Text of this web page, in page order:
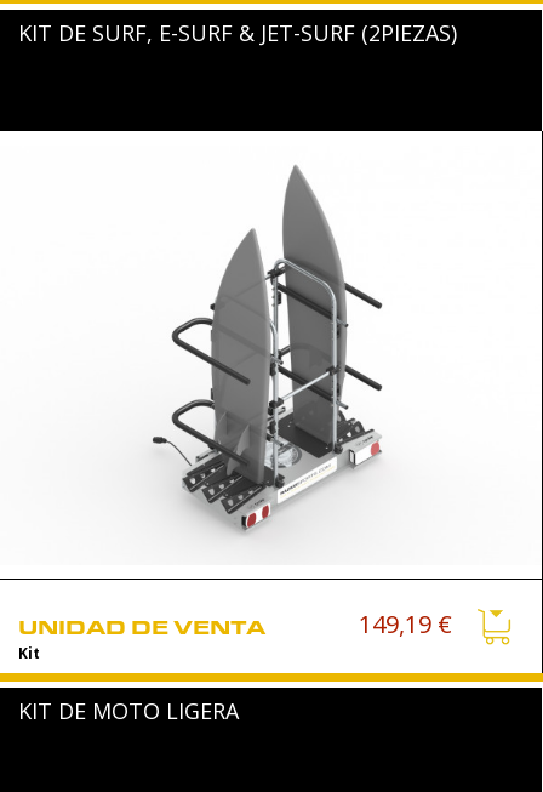
KIT DE SURF, E-SURF & JET-SURF (2PIEZAS)
UNIDAD DE VENTA
Kit
149,19 €
KIT DE MOTO LIGERA